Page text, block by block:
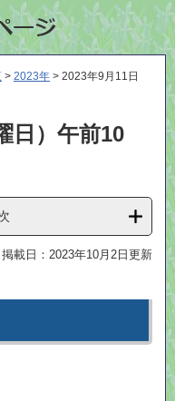
> 2023年 > 2023年9月11日
日）午前10
掲載日：2023年10月2日更新